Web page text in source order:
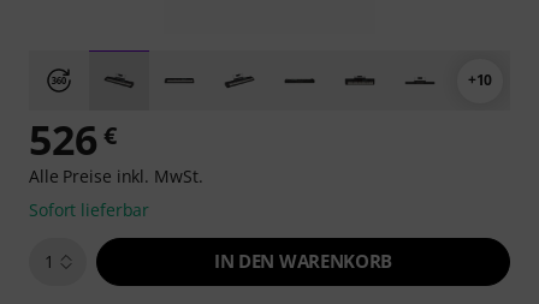
+10
526 €
Alle Preise inkl. MwSt.
Sofort lieferbar
1 IN DEN WARENKORB